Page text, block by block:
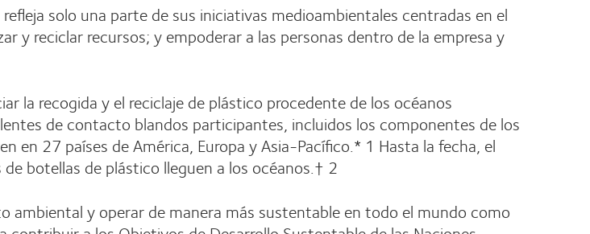
solo una parte de sus iniciativas medioambientales centradas en el
y reciclar recursos; y empoderar a las personas dentro de la empresa y
la recogida y el reciclaje de plástico procedente de los océanos
de contacto blandos participantes, incluidos los componentes de los
en 27 países de América, Europa y Asia-Pacífico.* 1 Hasta la fecha, el
botellas de plástico lleguen a los océanos.† 2
y operar de manera más sustentable en todo el mundo como